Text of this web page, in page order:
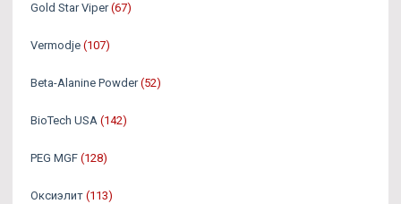
Gold Star Viper (67)
Vermodje (107)
Beta-Alanine Powder (52)
BioTech USA (142)
PEG MGF (128)
Оксиэлит (113)